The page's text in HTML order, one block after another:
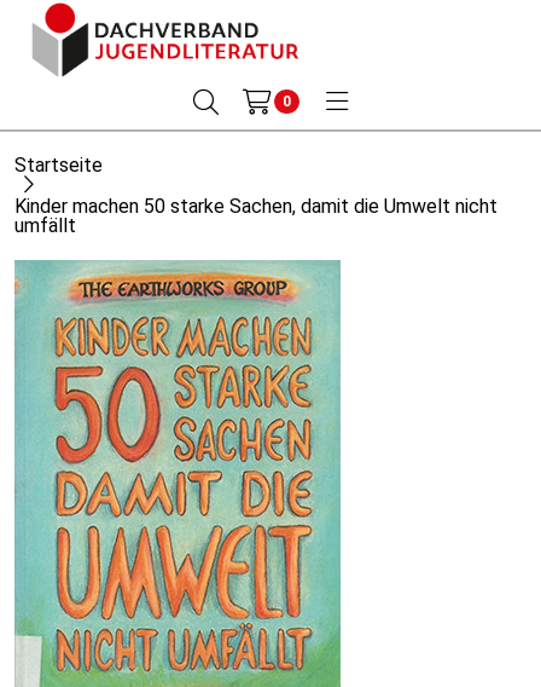
0
Startseite
Kinder machen 50 starke Sachen, damit die Umwelt nicht
umfällt